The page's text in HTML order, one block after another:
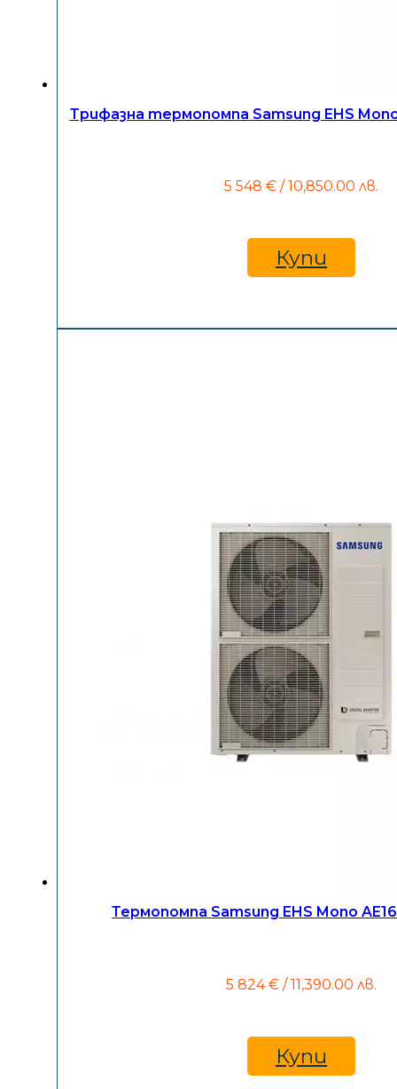
Трифазна термопомпа Samsung EHS Mono
5 548 € / 10,850.00 лв.
Купи
Термопомпа Samsung EHS Mono
5 824€ / 11,390.00 лв.
Купи